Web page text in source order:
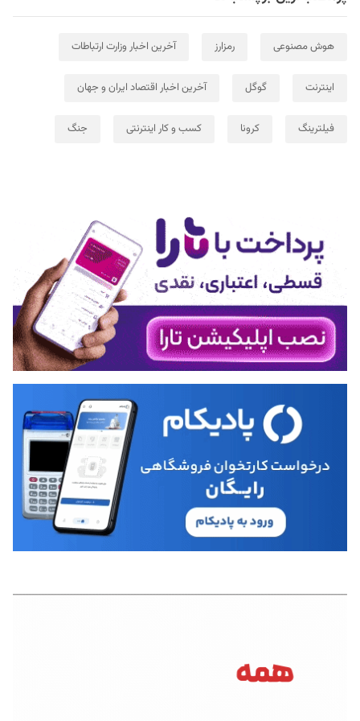
هوش مصنوعی رمزارز آخرین اخبار وزارت ارتباطات
اینترنت گوگل آخرین اخبار اقتصاد ایران و جهان
فیلترینگ کرونا کسب و کار اینترنتی جنگ